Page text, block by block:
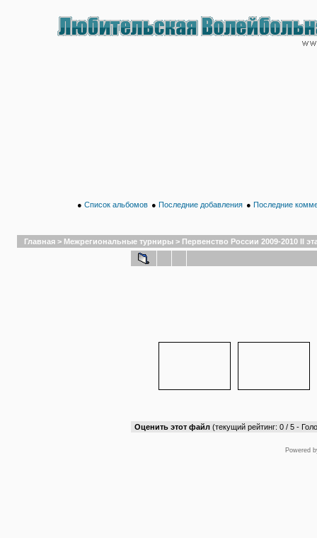
● Список альбомов ● Последние добавления ● Последние
Главная > Межрегиональные турниры > Первенство России 2009-2010 II
Оценить этот файл (текущий рейтинг: 0 / 5 -
Powered